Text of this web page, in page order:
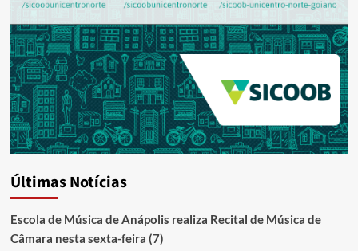
Últimas Notícias
Escola de Música de Anápolis realiza Recital de Música de
Câmara nesta sexta-feira (7)